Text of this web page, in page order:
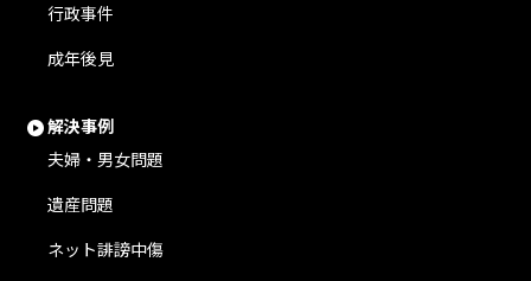
行政事件
成年後見
解決事例
夫婦・男女問題
遺産問題
ネット誹謗中傷